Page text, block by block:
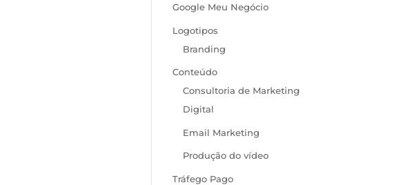
Google Meu Negócio
Logotipos
Branding
Conteúdo
Consultoria de Marketing
Digital
Email Marketing
Produção do vídeo
Tráfego Pago